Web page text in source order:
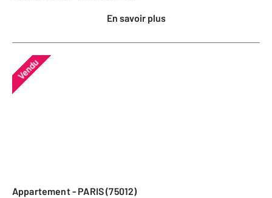
En savoir plus
Vendu
Appartement - PARIS (75012)